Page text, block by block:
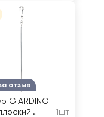
отзыв
GIARDINO
1шт